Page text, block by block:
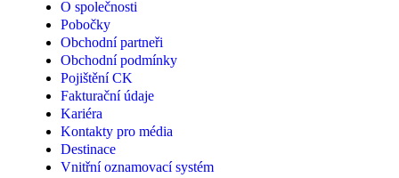
O společnosti
Pobočky
Obchodní partneři
Obchodní podmínky
Pojištění CK
Fakturační údaje
Kariéra
Kontakty pro média
Destinace
Vnitřní oznamovací systém